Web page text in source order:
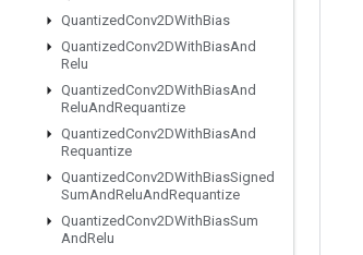
QuantizedConv2DWithBias
QuantizedConv2DWithBiasAnd
Relu
QuantizedConv2DWithBiasAnd
ReluAndRequantize
QuantizedConv2DWithBiasAnd
Requantize
QuantizedConv2DWithBiasSigned
SumAndReluAndRequantize
QuantizedConv2DWithBiasSum
AndRelu